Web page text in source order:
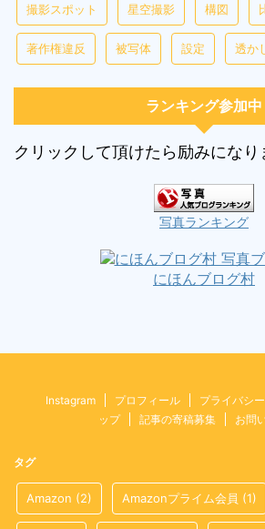
撮影スポット 星空撮影 構図
著作権違反 被写体 設定 透か
ランキング参加中
クリックして頂けたら励みになり
写真ランキング
にほんブログ村
Instagram プロフィール プライバシ
ップ
記事の寄稿募集 お問
タグ
Amazon (2) Amazonプライム会員 (1)